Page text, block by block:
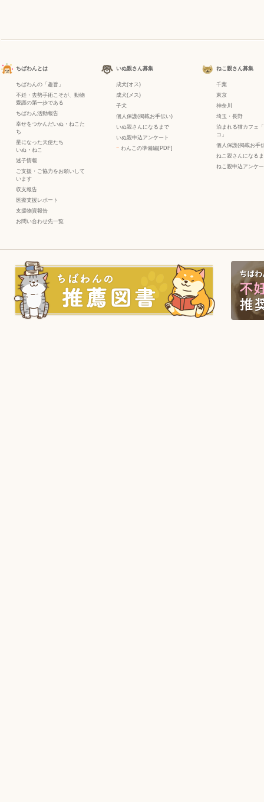
ちばわんとは
ちばわんの「趣旨」
不妊・去勢手術こそが、動物
愛護の第一歩である
ちばわん活動報告
幸せをつかんだいぬ・ねこた
ち
星になった天使たち
いぬ ・ ねこ
迷子情報
ご支援・ご協力をお願いして
います
収支報告
医療支援レポート
支援物資報告
お問い合わせ先一覧
いぬ親さん募集
成犬(オス)
成犬(メス)
子犬
個人保護(掲載お手伝い)
いぬ親さんになるまで
いぬ親申込アンケート
− わんこの準備編[PDF]
ねこ親さん募集
千葉
東京
神奈川
埼玉・長野
泊まれる猫カフェ
コ」
個人保護(掲載お手
ねこ親さんになる
ねこ親申込アンケ